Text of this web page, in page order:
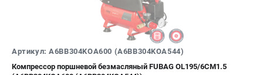
Артикул: A6BB304KOA600 (A6BB304KOA544)
Компрессор поршневой безмасляный FUBAG OL195/6CM1.5